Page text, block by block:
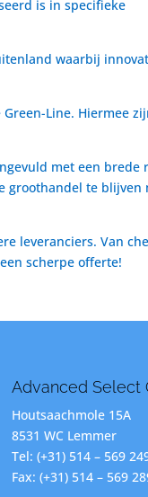
is in specifieke
waarbij
Line. Hiermee
met een brede
groothandel te blijven
leveranciers. Van
scherpe offerte!
Advanced Select
Houtsaachmole 15A
8531 WC Lemmer
Tel: (+31) 514 – 569
Fax: (+31) 514 – 569